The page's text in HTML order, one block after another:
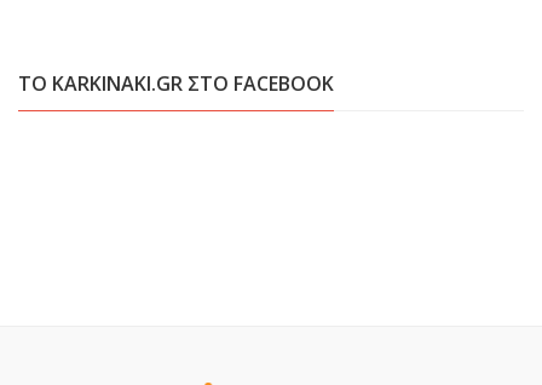
ΤΟ KARKINAKI.GR ΣΤΟ FACEBOOK